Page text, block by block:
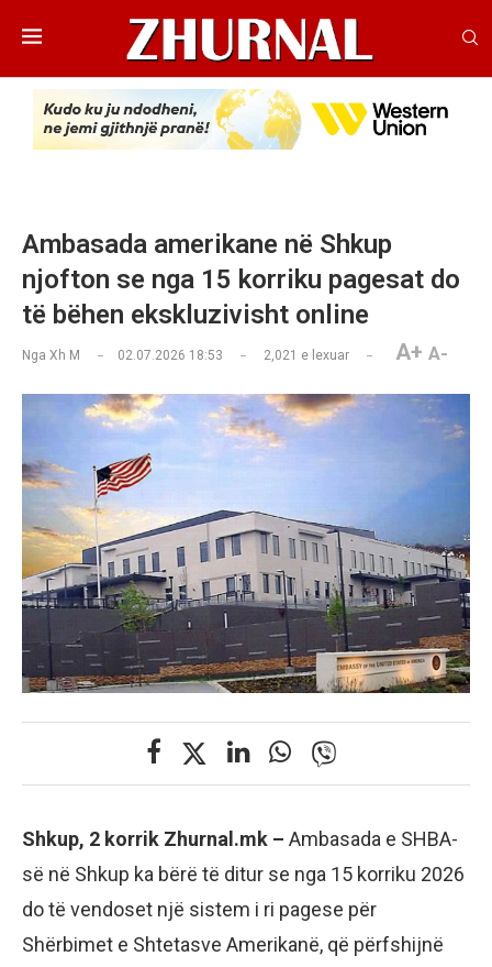
Ambasada amerikane në Shkup
njofton se nga 15 korriku pagesat do
të bëhen ekskluzivisht online
Nga Xh M 02.07.2026 18:53 2,021 e lexuar A+ A-
Shkup, 2 korrik Zhurnal.mk – Ambasada e SHBA-
së në Shkup ka bërë të ditur se nga 15 korriku 2026
do të vendoset një sistem i ri pagese për
Shërbimet e Shtetasve Amerikanë, që përfshijnë